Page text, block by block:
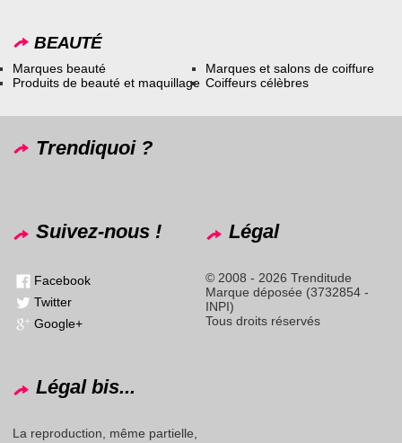
BEAUTÉ
Marques beauté
Produits de beauté et maquillage
Marques et salons de coiffure
Coiffeurs célèbres
Trendiquoi ?
Suivez-nous !
Facebook
Twitter
Google+
Légal
© 2008 - 2026 Trenditude
Marque déposée (3732854 -
INPI)
Tous droits réservés
Légal bis...
La reproduction, même partielle,